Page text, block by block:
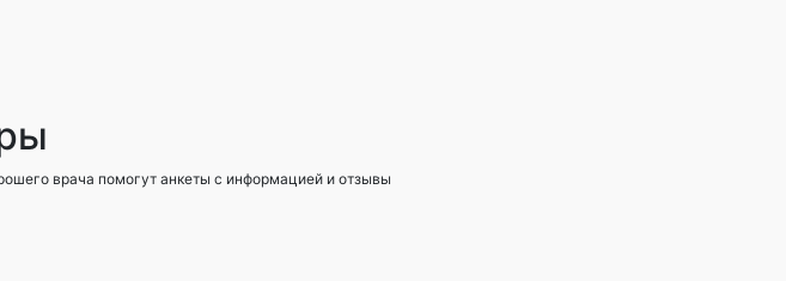
врача помогут анкеты с информацией и отзывы